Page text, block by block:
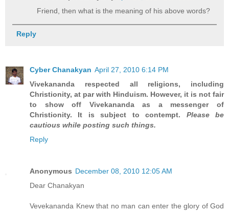
Friend, then what is the meaning of his above words?
Reply
Cyber Chanakyan April 27, 2010 6:14 PM
Vivekananda respected all religions, including
Christionity, at par with Hinduism. However, it is not fair
to show off Vivekananda as a messenger of
Christionity. It is subject to contempt. Please be
cautious while posting such things.
Reply
Anonymous December 08, 2010 12:05 AM
Dear Chanakyan
Vevekananda Knew that no man can enter the glory of God